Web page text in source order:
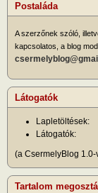
Postaláda
A szerzőnek szóló,
kapcsolatos, a blog
Látogatók
Lapletöltések:
Látogatók:
(a CsermelyBlog 1.0-
Tartalom